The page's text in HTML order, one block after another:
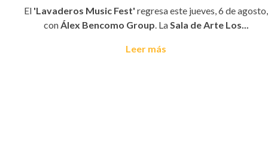
El 'Lavaderos Music Fest' regresa este jueves, 6 de agosto,
conÁlex Bencomo Group. LaSala de Arte Los...
Leer más